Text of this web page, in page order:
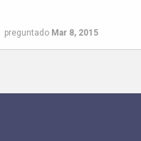
preguntado Mar 8, 2015